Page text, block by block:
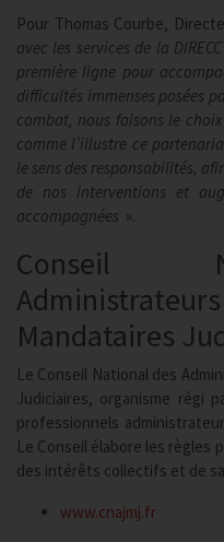
Pour Thomas Courbe,
avec les services de la
première ligne pour
difficultés immenses posées
combat, nous faisons le
comme l’illustre ce
le sens des responsabilités,
de nos interventions et
accompagnées ».
Conseil
Mandataires
Le Conseil National des
Judiciaires, organisme régi
professionnels
Le Conseil élabore les règles
des intérêts collectifs et de
www.cnajmj.fr